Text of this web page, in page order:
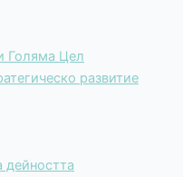
Голяма Цел
развитие
дейността